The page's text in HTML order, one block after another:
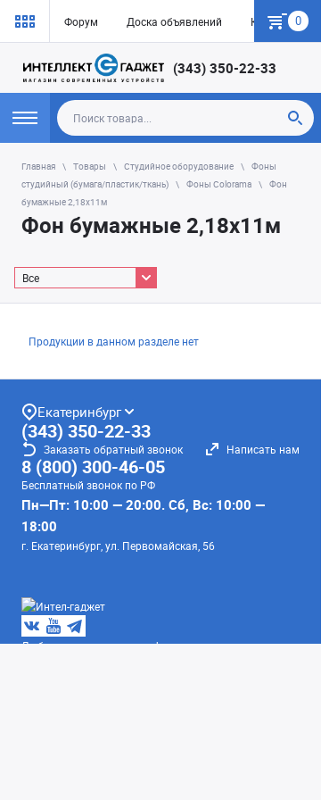
Форум Доска объявлений Как купить
0
(343) 350-22-33
Главная Товары Студийное оборудование
Фоны
студийный (бумага/пластик/ткань)
Фоны Colorama
Фон
бумажные 2,18х11м
Фон бумажные 2,18х11м
Все
Продукции в данном разделе нет
Екатеринбург
(343) 350-22-33
Заказать обратный звонок Написать нам
8 (800) 300-46-05
Бесплатный звонок по РФ
Пн—Пт: 10:00 — 20:00. Сб, Вс: 10:00 —
18:00
г. Екатеринбург, ул. Первомайская, 56
Любое несоответствие информации о продукте на